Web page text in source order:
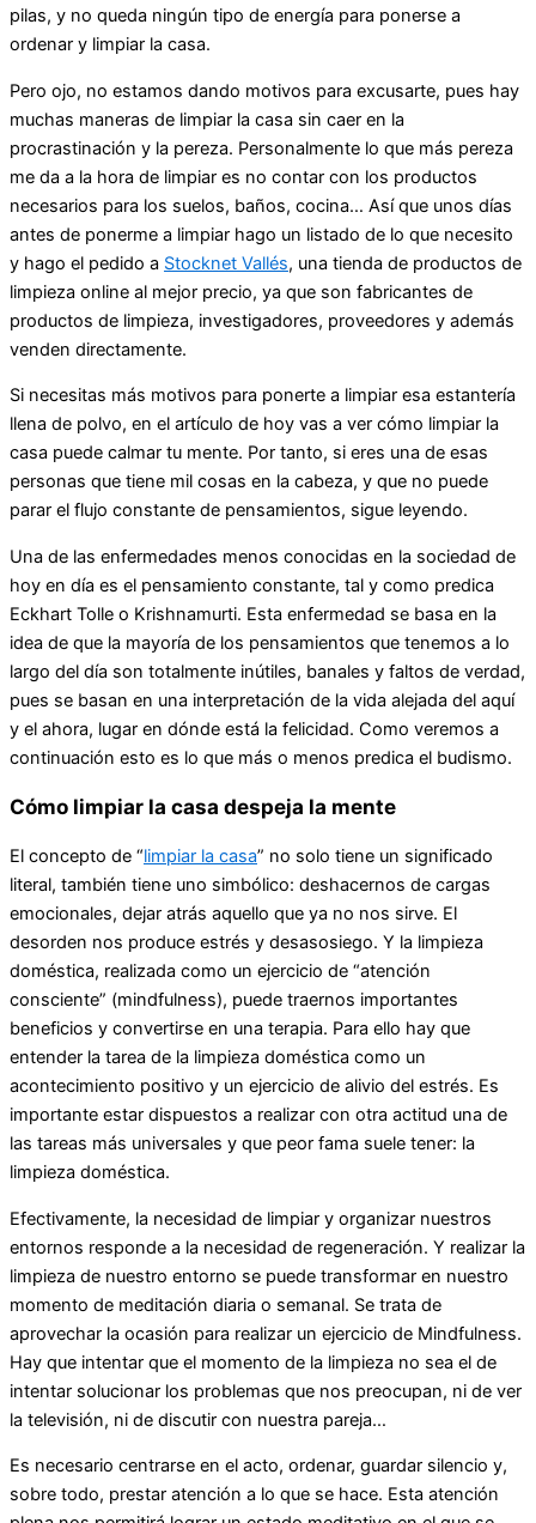
pilas, y no queda ningún tipo de energía para ponerse a
ordenar y limpiar la casa.
Pero ojo, no estamos dando motivos para excusarte, pues hay
muchas maneras de limpiar la casa sin caer en la
procrastinación y la pereza. Personalmente lo que más pereza
me da a la hora de limpiar es no contar con los productos
necesarios para los suelos, baños, cocina… Así que unos días
antes de ponerme a limpiar hago un listado de lo que necesito
y hago el pedido a Stocknet Vallés, una tienda de productos de
limpieza online al mejor precio, ya que son fabricantes de
productos de limpieza, investigadores, proveedores y además
venden directamente.
Si necesitas más motivos para ponerte a limpiar esa estantería
llena de polvo, en el artículo de hoy vas a ver cómo limpiar la
casa puede calmar tu mente. Por tanto, si eres una de esas
personas que tiene mil cosas en la cabeza, y que no puede
parar el flujo constante de pensamientos, sigue leyendo.
Una de las enfermedades menos conocidas en la sociedad de
hoy en día es el pensamiento constante, tal y como predica
Eckhart Tolle o Krishnamurti. Esta enfermedad se basa en la
idea de que la mayoría de los pensamientos que tenemos a lo
largo del día son totalmente inútiles, banales y faltos de verdad,
pues se basan en una interpretación de la vida alejada del aquí
y el ahora, lugar en dónde está la felicidad. Como veremos a
continuación esto es lo que más o menos predica el budismo.
Cómo limpiar la casa despeja la mente
El concepto de “limpiar la casa” no solo tiene un significado
literal, también tiene uno simbólico: deshacernos de cargas
emocionales, dejar atrás aquello que ya no nos sirve. El
desorden nos produce estrés y desasosiego. Y la limpieza
doméstica, realizada como un ejercicio de “atención
consciente” (mindfulness), puede traernos importantes
beneficios y convertirse en una terapia. Para ello hay que
entender la tarea de la limpieza doméstica como un
acontecimiento positivo y un ejercicio de alivio del estrés. Es
importante estar dispuestos a realizar con otra actitud una de
las tareas más universales y que peor fama suele tener: la
limpieza doméstica.
Efectivamente, la necesidad de limpiar y organizar nuestros
entornos responde a la necesidad de regeneración. Y realizar la
limpieza de nuestro entorno se puede transformar en nuestro
momento de meditación diaria o semanal. Se trata de
aprovechar la ocasión para realizar un ejercicio de Mindfulness.
Hay que intentar que el momento de la limpieza no sea el de
intentar solucionar los problemas que nos preocupan, ni de ver
la televisión, ni de discutir con nuestra pareja…
Es necesario centrarse en el acto, ordenar, guardar silencio y,
sobre todo, prestar atención a lo que se hace. Esta atención